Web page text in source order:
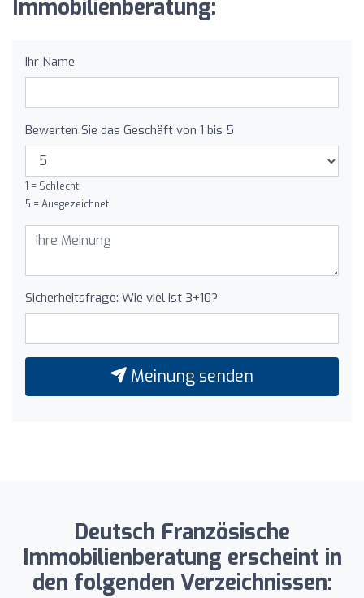
Immobilienberatung:
Ihr Name
Bewerten Sie das Geschäft von 1 bis 5
1 = Schlecht
5 = Ausgezeichnet
Sicherheitsfrage: Wie viel ist 3+10?
Meinung senden
Deutsch Französische
Immobilienberatung erscheint in
den folgenden Verzeichnissen: